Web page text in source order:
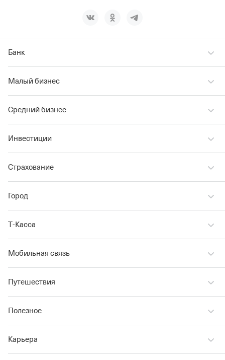
Банк
Малый бизнес
Средний бизнес
Инвестиции
Страхование
Город
Т‑Касса
Мобильная связь
Путешествия
Полезное
Карьера